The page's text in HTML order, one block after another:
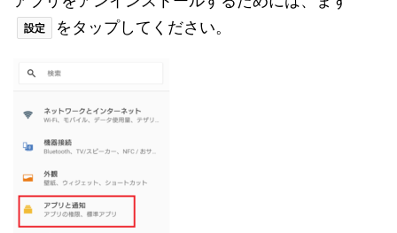
設定 をタップしてください。